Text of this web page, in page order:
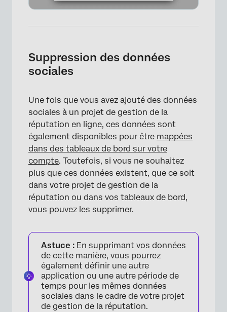
Suppression des données
sociales
Une fois que vous avez ajouté des données
sociales à un projet de gestion de la
réputation en ligne, ces données sont
également disponibles pour être mappées
dans des tableaux de bord sur votre
compte. Toutefois, si vous ne souhaitez
plus que ces données existent, que ce soit
dans votre projet de gestion de la
réputation ou dans vos tableaux de bord,
vous pouvez les supprimer.
Astuce : En supprimant vos données
de cette manière, vous pourrez
également définir une autre
application ou une autre période de
temps pour les mêmes données
sociales dans le cadre de votre projet
de gestion de la réputation.